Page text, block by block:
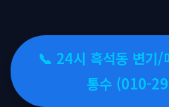
📞 24시 흑석동 변기/
통수 (010-